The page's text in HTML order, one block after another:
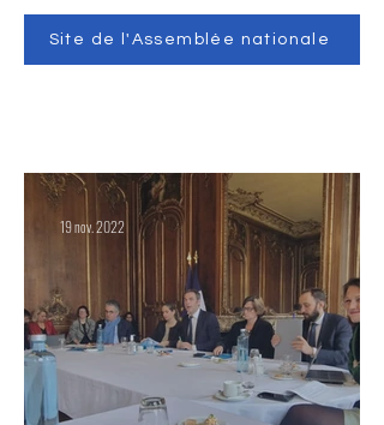
Site de l'Assemblée nationale
19 nov. 2022